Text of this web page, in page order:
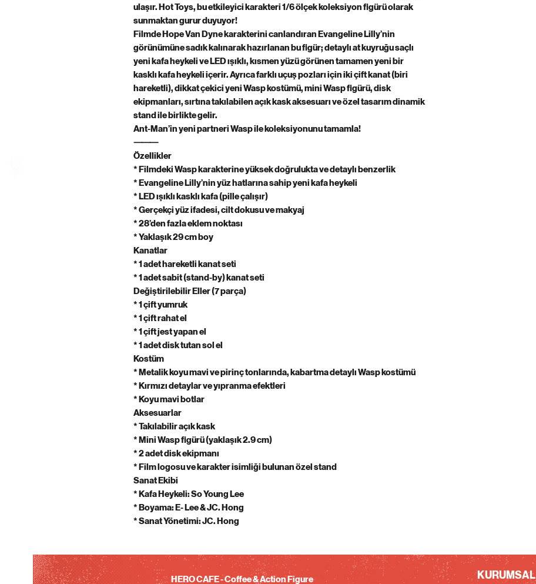
ulaşır. Hot Toys, bu etkileyici karakteri 1/6 ölçek koleksiyon figürü olarak
sunmaktan gurur duyuyor!
Filmde Hope Van Dyne karakterini canlandıran Evangeline Lilly’nin
görünümüne sadık kalınarak hazırlanan bu figür; detaylı at kuyruğu saçlı
yeni kafa heykeli ve LED ışıklı, kısmen yüzü görünen tamamen yeni bir
kasklı kafa heykeli içerir. Ayrıca farklı uçuş pozları için iki çift kanat (biri
hareketli), dikkat çekici yeni Wasp kostümü, mini Wasp figürü, disk
ekipmanları, sırtına takılabilen açık kask aksesuarı ve özel tasarım dinamik
stand ile birlikte gelir.
Ant-Man’in yeni partneri Wasp ile koleksiyonunu tamamla!
⸻
Özellikler
* Filmdeki Wasp karakterine yüksek doğrulukta ve detaylı benzerlik
* Evangeline Lilly’nin yüz hatlarına sahip yeni kafa heykeli
* LED ışıklı kasklı kafa (pille çalışır)
* Gerçekçi yüz ifadesi, cilt dokusu ve makyaj
* 28’den fazla eklem noktası
* Yaklaşık 29 cm boy
Kanatlar
* 1 adet hareketli kanat seti
* 1 adet sabit (stand-by) kanat seti
Değiştirilebilir Eller (7 parça)
* 1 çift yumruk
* 1 çift rahat el
* 1 çift jest yapan el
* 1 adet disk tutan sol el
Kostüm
* Metalik koyu mavi ve pirinç tonlarında, kabartma detaylı Wasp kostümü
* Kırmızı detaylar ve yıpranma efektleri
* Koyu mavi botlar
Aksesuarlar
* Takılabilir açık kask
* Mini Wasp figürü (yaklaşık 2.9 cm)
* 2 adet disk ekipmanı
* Film logosu ve karakter isimliği bulunan özel stand
Sanat Ekibi
* Kafa Heykeli: So Young Lee
* Boyama: E- Lee & JC. Hong
* Sanat Yönetimi: JC. Hong
HERO CAFE - Coffee & Action Figure KURUMSAL